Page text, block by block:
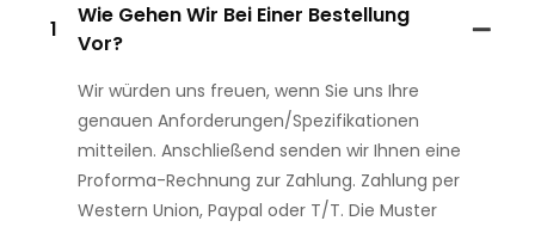
1
Wie Gehen Wir Bei Einer Bestellung
Vor?
Wir würden uns freuen, wenn Sie uns Ihre
genauen Anforderungen/Spezifikationen
mitteilen. Anschließend senden wir Ihnen eine
Proforma-Rechnung zur Zahlung. Zahlung per
Western Union, Paypal oder T/T. Die Muster